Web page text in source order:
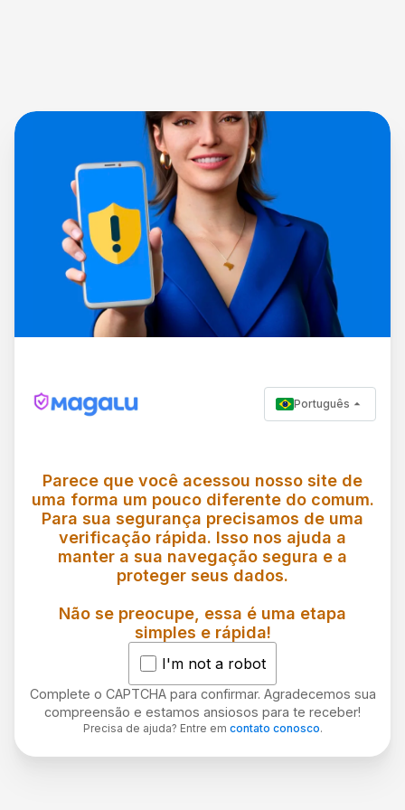
Português
Parece que você acessou nosso site de
uma forma um pouco diferente do comum.
Para sua segurança precisamos de uma
verificação rápida. Isso nos ajuda a
manter a sua navegação segura e a
proteger seus dados.
Não se preocupe, essa é uma etapa
simples e rápida!
I'm not a robot
Complete o CAPTCHA para confirmar. Agradecemos sua
compreensão e estamos ansiosos para te receber!
Precisa de ajuda? Entre em contato conosco.